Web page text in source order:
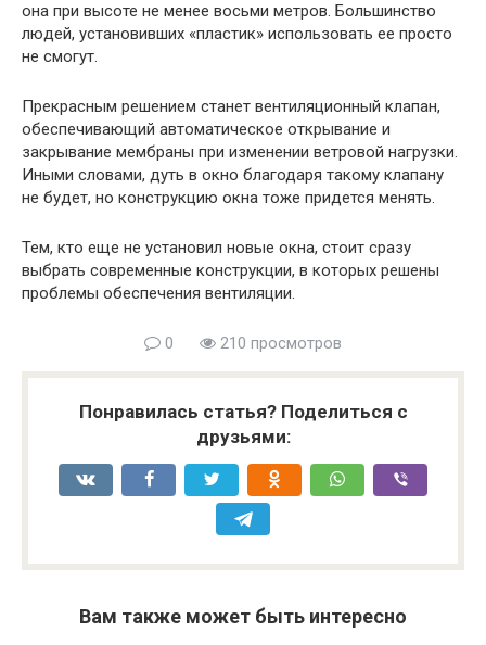
она при высоте не менее восьми метров. Большинство
людей, установивших «пластик» использовать ее просто
не смогут.
Прекрасным решением станет вентиляционный клапан,
обеспечивающий автоматическое открывание и
закрывание мембраны при изменении ветровой нагрузки.
Иными словами, дуть в окно благодаря такому клапану
не будет, но конструкцию окна тоже придется менять.
Тем, кто еще не установил новые окна, стоит сразу
выбрать современные конструкции, в которых решены
проблемы обеспечения вентиляции.
0 210 просмотров
Понравилась статья? Поделиться с
друзьями:
Вам также может быть интересно